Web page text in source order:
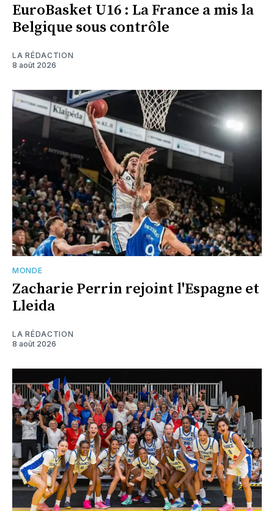
EuroBasket U16 : La France a mis la
Belgique sous contrôle
LA RÉDACTION
8 août 2026
MONDE
Zacharie Perrin rejoint l'Espagne et
Lleida
LA RÉDACTION
8 août 2026